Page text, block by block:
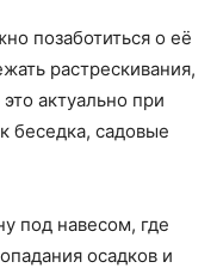
позаботиться о её
растрескивания,
актуально при
беседка, садовые
под навесом, где
осадков и